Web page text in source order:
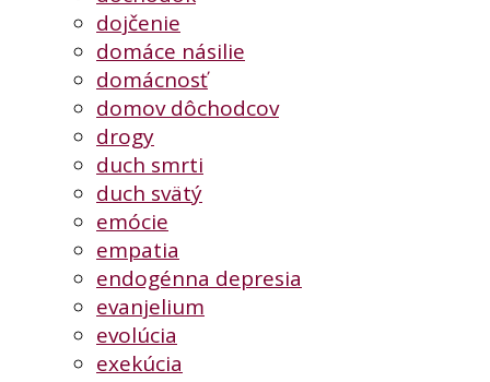
dojčenie
domáce násilie
domácnosť
domov dôchodcov
drogy
duch smrti
duch svätý
emócie
empatia
endogénna depresia
evanjelium
evolúcia
exekúcia